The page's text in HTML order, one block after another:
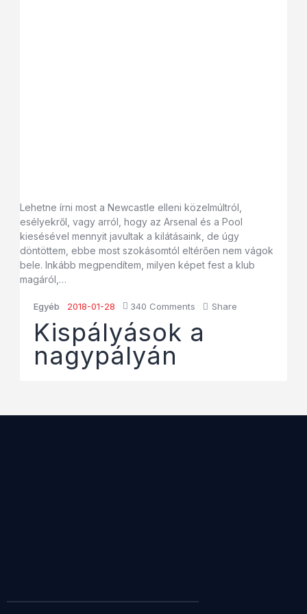
Lehetne írni most a Newcastle elleni közelmúltról,
esélyekről, vagy arról, hogy az Arsenal és a Pool
kiesésével mennyit javultak a kilátásaink, de úgy
döntöttem, ebbe most szokásomtól eltérően nem vágok
bele. Inkább megpendítem, milyen képet fest a klub
magáról,…
Egyéb 2018-01-28 340 Comments Share
Kispályások a
nagypályán